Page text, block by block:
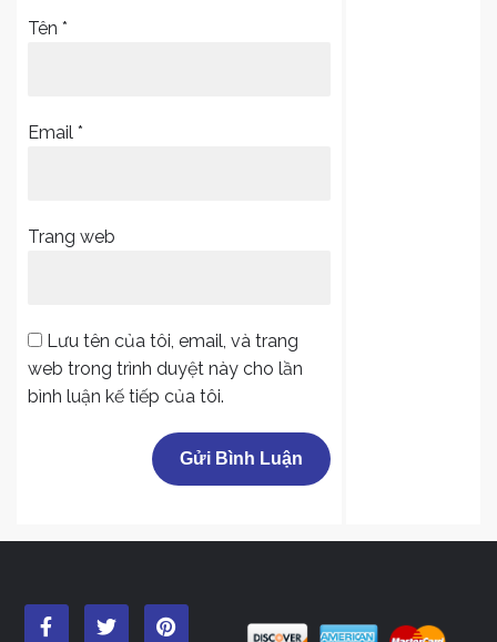
Tên *
Email *
Trang web
Lưu tên của tôi, email, và trang
web trong trình duyệt này cho lần
bình luận kế tiếp của tôi.